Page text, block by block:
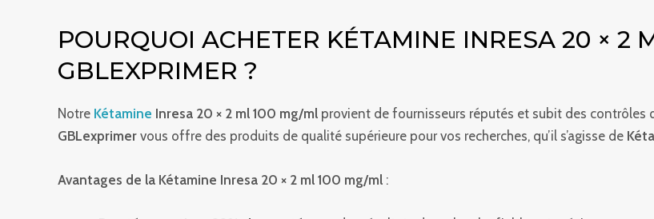
POURQUOI ACHETER KÉTAMINE INRESA 20 × 2
GBLEXPRIMER ?
Notre Kétamine Inresa 20 × 2 ml 100 mg/ml provient de fournisseurs réputés et subit des
GBLexprimer vous offre des produits de qualité supérieure pour vos recherches, qu’il s’agisse de
Avantages de la Kétamine Inresa 20 × 2 ml 100 mg/ml :